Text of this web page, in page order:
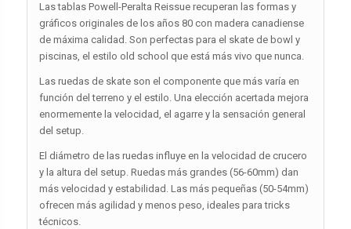
Las tablas Powell-Peralta Reissue recuperan las formas y
gráficos originales de los años 80 con madera canadiense
de máxima calidad. Son perfectas para el skate de bowl y
piscinas, el estilo old school que está más vivo que nunca.
Las ruedas de skate son el componente que más varía en
función del terreno y el estilo. Una elección acertada mejora
enormemente la velocidad, el agarre y la sensación general
del setup.
El diámetro de las ruedas influye en la velocidad de crucero
y la altura del setup. Ruedas más grandes (56-60mm) dan
más velocidad y estabilidad. Las más pequeñas (50-54mm)
ofrecen más agilidad y menos peso, ideales para tricks
técnicos.